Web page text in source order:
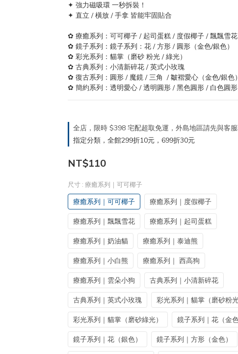
✦ 強力磁吸環 一秒拆裝！
✦ 直立 / 橫放 / 手拿 皆能牢固貼合
✿ 療癒系列：可可椰子 / 起司蛋糕 / 度假椰子 / 飄飄雪
✿ 鏡子系列：鏡子系列：花 / 方形 / 圓形（金色/銀色）
✿ 彩光系列：貓掌（磨砂 粉光 / 綠光）
✿ 古典系列：小清新碎花 / 英式小玫瑰
✿ 復古系列：圓形 / 魔鏡 / 三角  / 皺褶愛心（金色/銀色）
✿ 簡約系列：透明愛心 / 透明圓形 / 黑色圓形 / 白色圓形
全店，限時 $398 宅配超取免運，外島地區請先與客
指定分類，全館299折10元，699折30元
NT$110
尺寸 : 療癒系列｜可可椰子
療癒系列｜可可椰子 療癒系列｜度假椰子
療癒系列｜飄飄雪花 療癒系列｜起司蛋糕
療癒系列｜奶油貓 療癒系列｜泰迪熊
療癒系列｜小白熊 療癒系列｜ 西高狗
療癒系列｜雲朵小狗 古典系列｜小清新碎花
古典系列｜英式小玫瑰 彩光系列｜貓掌（磨砂粉光
彩光系列｜貓掌（磨砂綠光） 鏡子系列｜花（金色
鏡子系列｜花（銀色） 鏡子系列｜方形（金色）